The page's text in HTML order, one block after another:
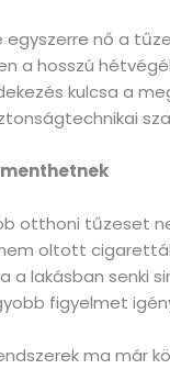
egyszerre nő a
a hosszú
kulcsa a
otthoni tűzeset
oltott
lakásban senki
figyelmet
ma már